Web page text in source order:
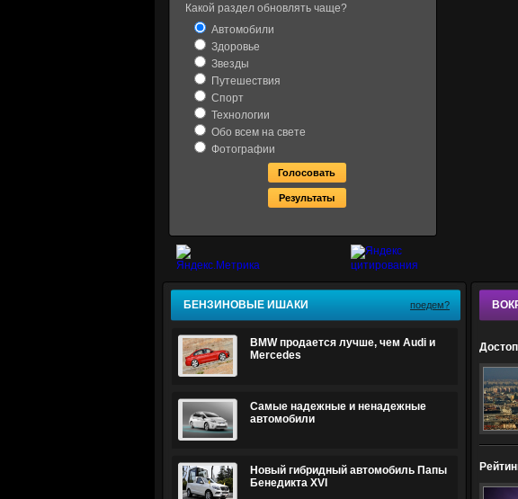
Какой раздел обновлять чаще?
Автомобили
Здоровье
Звезды
Путешествия
Спорт
Технологии
Обо всем на свете
Фотографии
БЕНЗИНОВЫЕ ИШАКИ поедем?
BMW продается лучше, чем Audi и
Mercedes
Самые надежные и ненадежные
автомобили
Новый гибридный автомобиль Папы
Бенедикта XVI